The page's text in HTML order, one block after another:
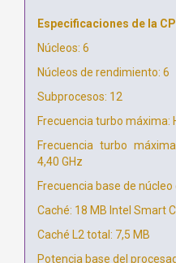
Especificaciones de la
Núcleos: 6
Núcleos de rendimiento: 6
Subprocesos: 12
Frecuencia turbo máxima:
Frecuencia turbo
4,40 GHz
Frecuencia base de
Caché: 18 MB Intel Smart
Caché L2 total: 7,5 MB
Potencia base del